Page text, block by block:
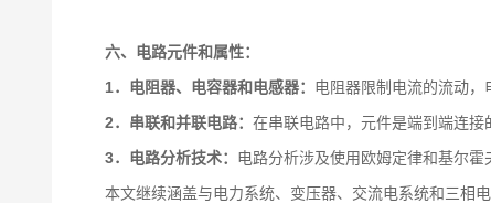
六、电路元件和属性：
1．电阻器、电容器和电感器： 电阻器限制电流的流动，
2．串联和并联电路： 在串联电路中，元件是端到端连接
3．电路分析技术： 电路分析涉及使用欧姆定律和基尔
本文继续涵盖与电力系统、变压器、交流电系统和三相